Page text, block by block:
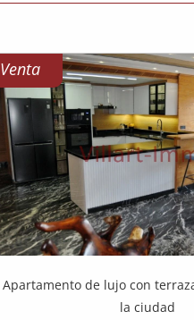
Venta
Apartamento de lujo con
la ciudad